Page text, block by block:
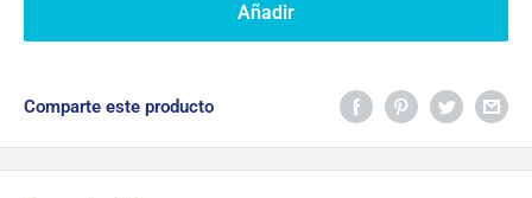
Añadir
Comparte este producto